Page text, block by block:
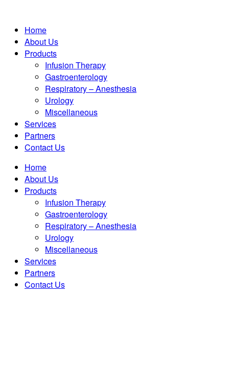
Home
About Us
Products
Infusion Therapy
Gastroenterology
Respiratory – Anesthesia
Urology
Miscellaneous
Services
Partners
Contact Us
Home
About Us
Products
Infusion Therapy
Gastroenterology
Respiratory – Anesthesia
Urology
Miscellaneous
Services
Partners
Contact Us